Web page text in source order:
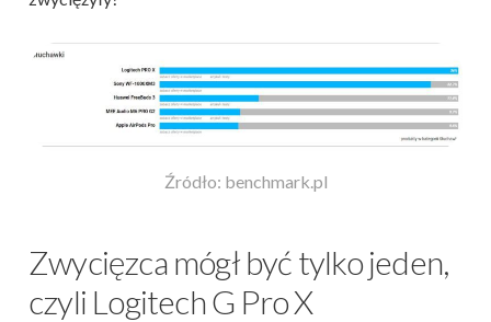
Źródło: benchmark.pl
Zwycięzca mógł być tylko jeden,
czyli Logitech G Pro X